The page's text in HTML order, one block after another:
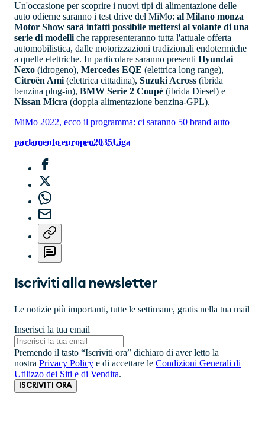
Un'occasione per scoprire i nuovi tipi di alimentazione delle
auto odierne saranno i test drive del MiMo: al Milano monza
Motor Show sarà infatti possibile mettersi al volante di una
serie di modelli che rappresenteranno tutta l'attuale offerta
automobilistica, dalle motorizzazioni tradizionali endotermiche
a quelle elettriche. In particolare saranno presenti Hyundai
Nexo (idrogeno), Mercedes EQE (elettrica long range),
Citroën Ami (elettrica cittadina), Suzuki Across (ibrida
benzina plug-in), BMW Serie 2 Coupé (ibrida Diesel) e
Nissan Micra (doppia alimentazione benzina-GPL).
MiMo 2022, ecco il programma: ci saranno 50 brand auto
parlamento europeo2035Uiga
Iscriviti alla newsletter
Le notizie più importanti, tutte le settimane, gratis nella tua mail
Inserisci la tua email
Premendo il tasto “Iscriviti ora” dichiaro di aver letto la
nostra Privacy Policy e di accettare le Condizioni Generali di
Utilizzo dei Siti e di Vendita.
ISCRIVITI ORA